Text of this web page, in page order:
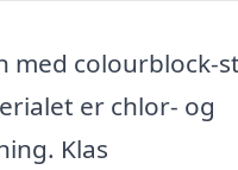
med colourblock-
er chlor- og
Klas